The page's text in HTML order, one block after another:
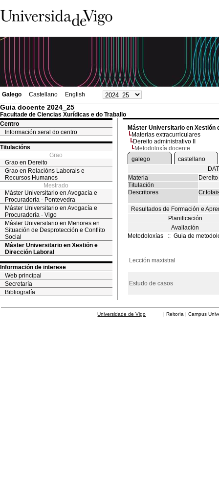
Galego Castellano English
Guia docente 2024_25
Facultade de Ciencias Xurídicas e do Traballo
Centro
Información xeral do centro
Titulacións
Grao
Grao en Dereito
Grao en Relacións Laborais e
Recursos Humanos
Mestrado
Máster Universitario en Avogacía e
Procuradoría - Pontevedra
Máster Universitario en Avogacía e
Procuradoría - Vigo
Máster Universitario en Menores en
Situación de Desprotección e Conflito
Social
Máster Universitario en Xestión e
Dirección Laboral
Información de interese
Web principal
Secretaría
Bibliografía
Máster Universitario en Xestión
Materias extracurriculares
Dereito administrativo II
Metodoloxía docente
galego
castellano
Materia
Titulación
Descritores
Resultados de Formación e
Planificación
Avaliación
Metodoloxías
:: Guia de
Lección maxistral
Estudo de casos
Universidade de Vigo | Reitoría | Campus